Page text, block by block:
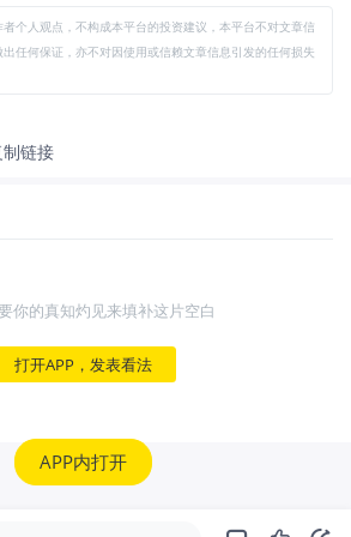
个人观点，不构成本平台的投资建议，本平台不对文章信
任何保证，亦不对因使用或信赖文章信息引发的任何损失
链接
你的真知灼见来填补这片空白
打开APP，发表看法
APP内打开